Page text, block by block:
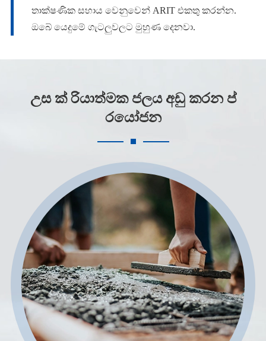
තාක්ෂණික සහාය වෙනුවෙන් ARIT එකතු කරන්න.
ඔබේ යෙදුමේ ගැටලුවලට මුහුණ දෙනවා.
උස ක් රියාත්මක ජලය අඩු කරන ප්
රයෝජන